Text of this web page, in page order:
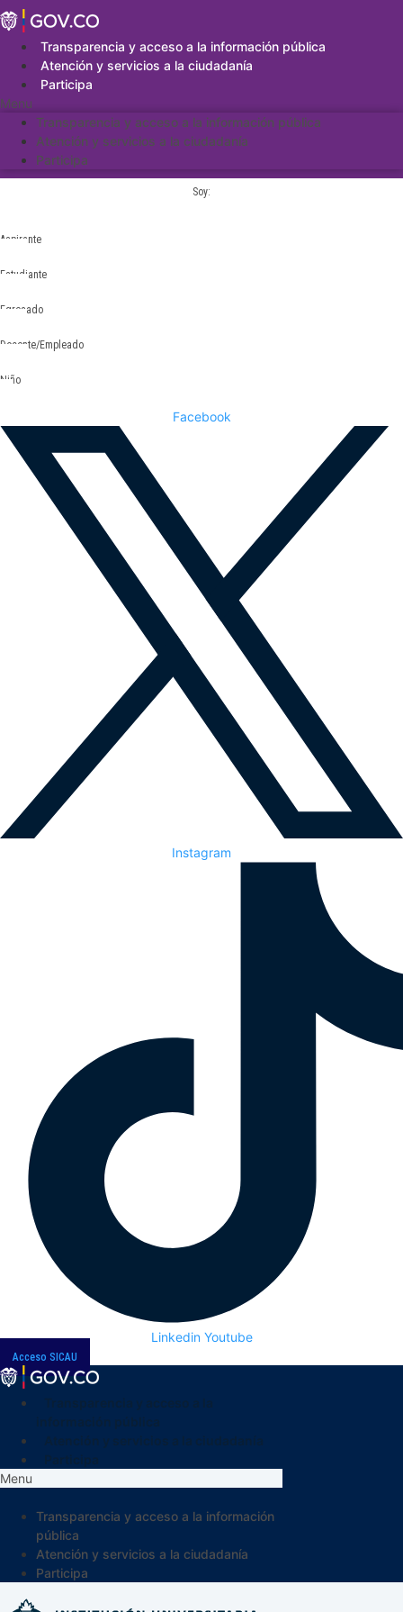
Saltar
al
contenidoTransparencia y acceso a la información pública
Atención y servicios a la ciudadanía
Participa
Menu
Transparencia y acceso a la información pública
Atención y servicios a la ciudadanía
Participa
Soy:
Aspirante
Estudiante
Egresado
Docente/Empleado
Niño
Facebook
Instagram
Linkedin Youtube
Acceso SICAU
Menu
Transparencia y acceso a la información
pública
Atención y servicios a la ciudadanía
Participa